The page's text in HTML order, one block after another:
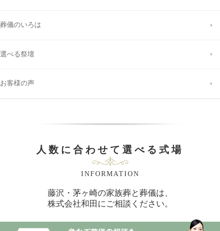
葬儀のいろは
選べる祭壇
お客様の声
人数に合わせて選べる式場
INFORMATION
藤沢・茅ヶ崎の家族葬と葬儀は、
株式会社和田にご相談ください。